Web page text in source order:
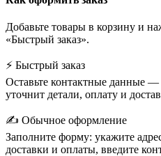
Добавьте товары в корзину и
«Быстрый заказ».
⚡ Быстрый заказ
Оставьте контактные данные
уточнит детали, оплату и
✍️ Обычное оформление
Заполните форму: укажите
доставки и оплаты, введите